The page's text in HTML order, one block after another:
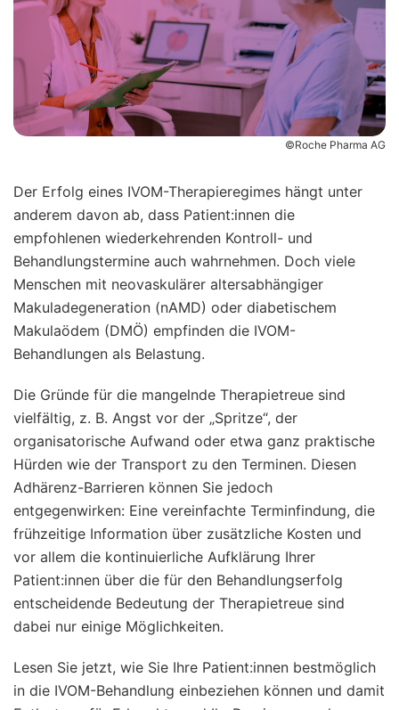
©Roche Pharma AG
Der Erfolg eines IVOM-Therapieregimes hängt unter
anderem davon ab, dass Patient:innen die
empfohlenen wiederkehrenden Kontroll- und
Behandlungstermine auch wahrnehmen. Doch viele
Menschen mit neovaskulärer altersabhängiger
Makuladegeneration (nAMD) oder diabetischem
Makulaödem (DMÖ) empfinden die IVOM-
Behandlungen als Belastung.
Die Gründe für die mangelnde Therapietreue sind
vielfältig, z. B. Angst vor der „Spritze“, der
organisatorische Aufwand oder etwa ganz praktische
Hürden wie der Transport zu den Terminen. Diesen
Adhärenz-Barrieren können Sie jedoch
entgegenwirken: Eine vereinfachte Terminfindung, die
frühzeitige Information über zusätzliche Kosten und
vor allem die kontinuierliche Aufklärung Ihrer
Patient:innen über die für den Behandlungserfolg
entscheidende Bedeutung der Therapietreue sind
dabei nur einige Möglichkeiten.
Lesen Sie jetzt, wie Sie Ihre Patient:innen bestmöglich
in die IVOM-Behandlung einbeziehen können und damit